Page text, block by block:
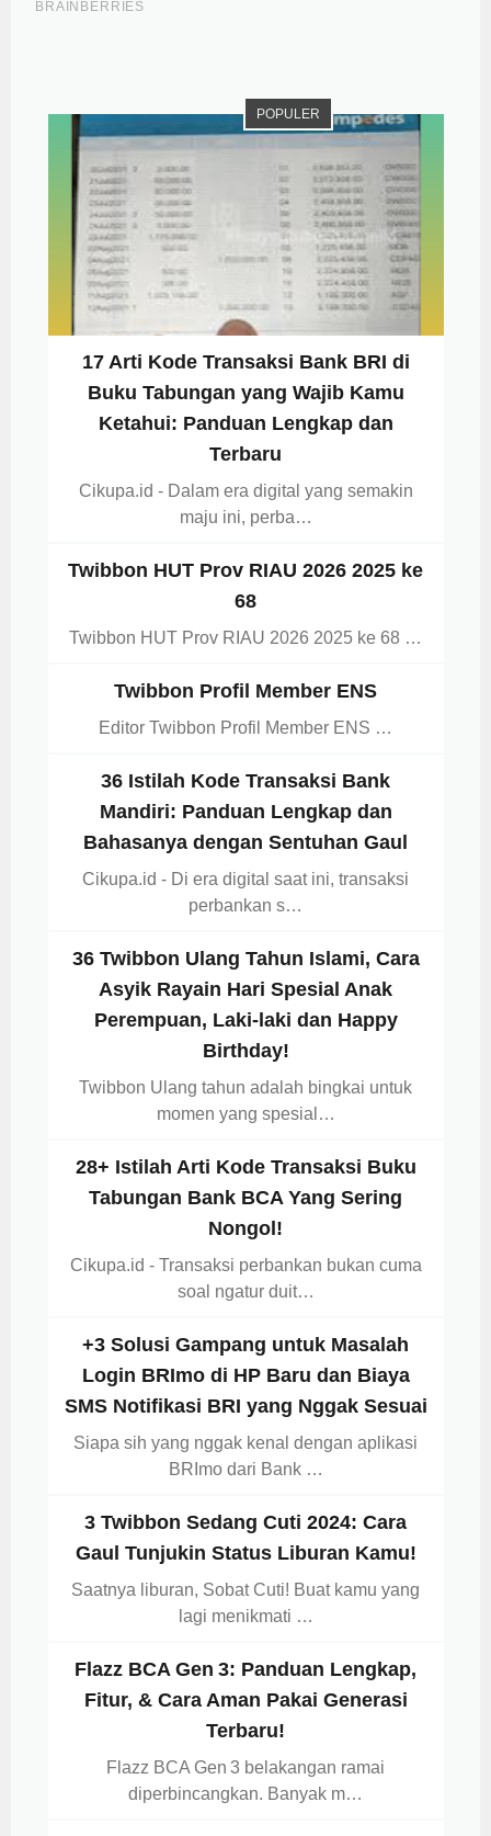
POPULER
17 Arti Kode Transaksi Bank BRI di
Buku Tabungan yang Wajib Kamu
Ketahui: Panduan Lengkap dan
Terbaru
Cikupa.id - Dalam era digital yang semakin
maju ini, perba…
Twibbon HUT Prov RIAU 2026 2025 ke
68
Twibbon HUT Prov RIAU 2026 2025 ke 68 …
Twibbon Profil Member ENS
Editor Twibbon Profil Member ENS …
36 Istilah Kode Transaksi Bank
Mandiri: Panduan Lengkap dan
Bahasanya dengan Sentuhan Gaul
Cikupa.id - Di era digital saat ini, transaksi
perbankan s…
36 Twibbon Ulang Tahun Islami, Cara
Asyik Rayain Hari Spesial Anak
Perempuan, Laki-laki dan Happy
Birthday!
Twibbon Ulang tahun adalah bingkai untuk
momen yang spesial…
28+ Istilah Arti Kode Transaksi Buku
Tabungan Bank BCA Yang Sering
Nongol!
Cikupa.id - Transaksi perbankan bukan cuma
soal ngatur duit…
+3 Solusi Gampang untuk Masalah
Login BRImo di HP Baru dan Biaya
SMS Notifikasi BRI yang Nggak Sesuai
Siapa sih yang nggak kenal dengan aplikasi
BRImo dari Bank …
3 Twibbon Sedang Cuti 2024: Cara
Gaul Tunjukin Status Liburan Kamu!
Saatnya liburan, Sobat Cuti! Buat kamu yang
lagi menikmati …
Flazz BCA Gen 3: Panduan Lengkap,
Fitur, & Cara Aman Pakai Generasi
Terbaru!
Flazz BCA Gen 3 belakangan ramai
diperbincangkan. Banyak m…